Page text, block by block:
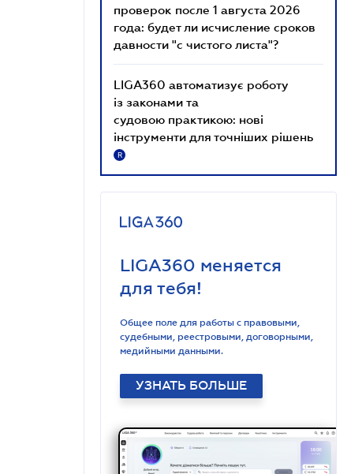
проверок после 1 августа 2026
года: будет ли исчисление сроков
давности "с чистого листа"?
LIGA360 автоматизує роботу
із законами та
судовою практикою: нові
інструменти для точніших рішень
R
LIGA360 меняется
для тебя!
Общее поле для работы с правовыми,
судебными, реестровыми, договорными,
медийными данными.
УЗНАТЬ БОЛЬШЕ